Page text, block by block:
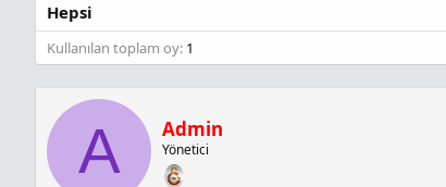
l
a
t
r
i
a
Hepsi
Kullanılan toplam oy 1
A Admin
Yönetici